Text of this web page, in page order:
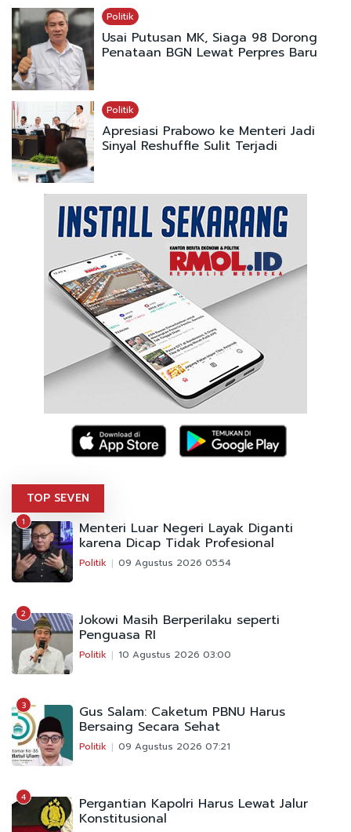
Politik
Usai Putusan MK, Siaga 98 Dorong
Penataan BGN Lewat Perpres Baru
Politik
Apresiasi Prabowo ke Menteri Jadi
Sinyal Reshuffle Sulit Terjadi
TOP SEVEN
1 Menteri Luar Negeri Layak Diganti
karena Dicap Tidak Profesional
Politik 09 Agustus 2026 05:54
2 Jokowi Masih Berperilaku seperti
Penguasa RI
Politik 10 Agustus 2026 03:00
3 Gus Salam: Caketum PBNU Harus
Bersaing Secara Sehat
Politik 09 Agustus 2026 07:21
4 Pergantian Kapolri Harus Lewat Jalur
Konstitusional